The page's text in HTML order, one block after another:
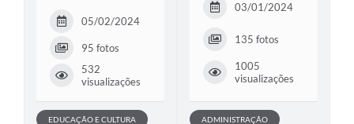
05/02/2024
95 fotos
532
visualizações
EDUCAÇÃO E CULTURA
03/01/2024
135 fotos
1005
visualizações
ADMINISTRAÇÃO